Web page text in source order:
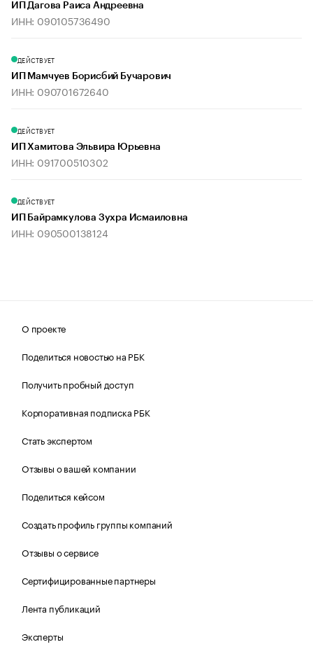
ИП Дагова Раиса Андреевна
ИНН: 090105736490
ДЕЙСТВУЕТ
ИП Мамчуев Борисбий Бучарович
ИНН: 090701672640
ДЕЙСТВУЕТ
ИП Хамитова Эльвира Юрьевна
ИНН: 091700510302
ДЕЙСТВУЕТ
ИП Байрамкулова Зухра Исмаиловна
ИНН: 090500138124
О проекте
Поделиться новостью на РБК
Получить пробный доступ
Корпоративная подписка РБК
Стать экспертом
Отзывы о вашей компании
Поделиться кейсом
Создать профиль группы компаний
Отзывы о сервисе
Сертифицированные партнеры
Лента публикаций
Эксперты